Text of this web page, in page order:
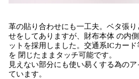
革の貼り合わせにも一工夫。ベタ張
せをしてありますが、財布本体 の内
ットを採用しました。交通系ICカー
を 閉じたままタッチ可能です。
見えない部分にも使い易くする為の
ています。